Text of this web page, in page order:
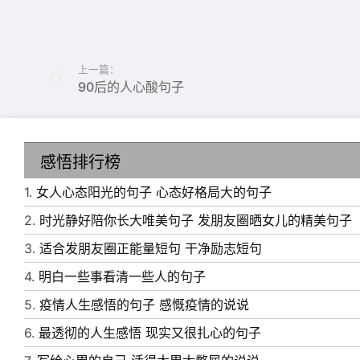
人更有价值。
8、一个女人最好的生活状态就是：有所为，有
9、早安感性与理性共存 ，柔美与硬核齐飞—个
10、女人最好的状态就是，能花钱也能赚钱，
自己。
上一篇：
90后的人心酸句子
感悟排行榜
1. 女人心态阳光的句子 心态好格局大的句子
2. 时光静好陪你长大唯美句子 发朋友圈晒女儿的精美句子
3. 适合发朋友圈正能量短句 干净励志短句
4. 明白一些事看清一些人的句子
5. 疫情人生感悟的句子 感慨疫情的说说
6. 最透彻的人生感悟 现实又很扎心的句子